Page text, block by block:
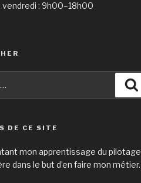
vendredi : 9h00–18h00
DE CE SITE
mon apprentissage du pilotage
dans le but d’en faire mon métier.